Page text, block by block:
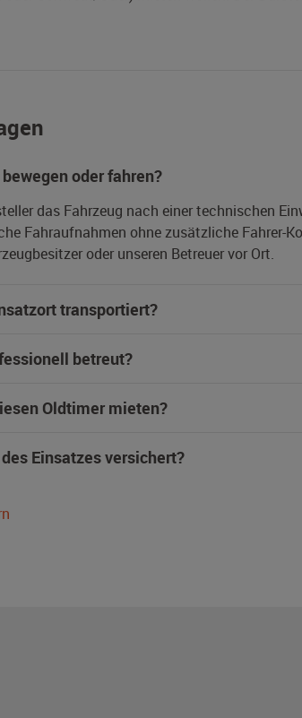
oder fahren?
das Fahrzeug nach einer technischen
Fahraufnahmen ohne zusätzliche Fahrer-
oder unseren Betreuer vor Ort.
transportiert?
betreut?
Oldtimer mieten?
Einsatzes versichert?